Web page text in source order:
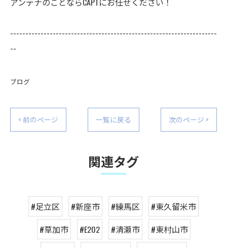
--------------------------------------------------------------------
--
ブログ
< 前のページ 一覧に戻る 次のページ >
関連タグ
#足立区 #新座市 #練馬区
#東久留米市
#草加市
#E202 #清瀬市
#東村山市